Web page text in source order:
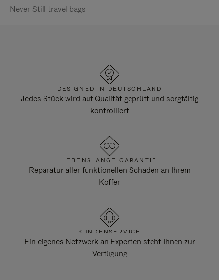
Never Still travel bags
DESIGNED IN DEUTSCHLAND
Jedes Stück wird auf Qualität geprüft und sorgfältig
kontrolliert
LEBENSLANGE GARANTIE
Reparatur aller funktionellen Schäden an Ihrem
Koffer
KUNDENSERVICE
Ein eigenes Netzwerk an Experten steht Ihnen zur
Verfügung